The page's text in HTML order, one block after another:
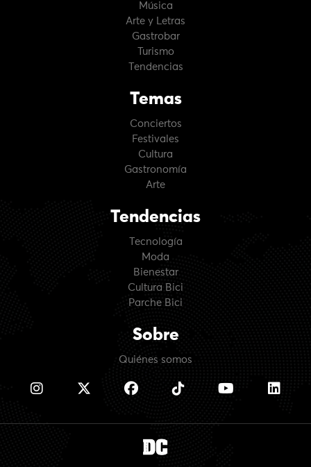
Música
Arte y Letras
Gastrobar
Turismo
Tendencias
Temas
Conciertos
Festivales
Cultura
Gastronomía
Arte
Tendencias
Tecnología
Moda
Bienestar
Cultura Bici
Parche Bici
Sobre
Quiénes somos